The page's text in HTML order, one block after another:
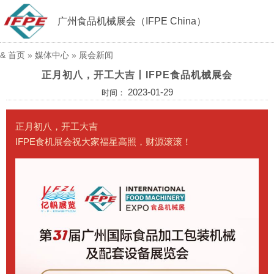
广州食品机械展会（IFPE China）
& 首页 » 媒体中心 » 展会新闻
正月初八，开工大吉丨IFPE食品机械展会
时间： 2023-01-29
正月初八，开工大吉
IFPE食机展会祝大家福星高照，财源滚滚！